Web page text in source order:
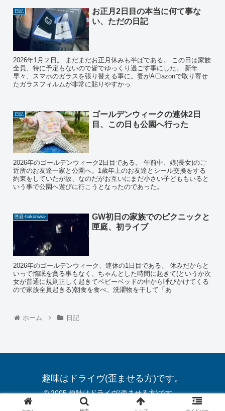
日記
お正月2日目の本当に何て事な
い、ただの日記
2026年1月２日。 まだまだお正月休みも半ばである。 この日は家族
全員、特に予定もないので皆でゆっくり過ごす事にした。 新年
早々、スマホのガラスを張り替える事に。妻がA〇azonで取り寄せ
たガラスフィルムが非常に貼りやすかっ
日記
ゴールデンウィークの連休2日
目、この日も公園へ行った
2026年のゴールデンウィーク2日目である。 午前中、娘(長女)のご
近所のお友達一家と公園へ。1歳年上のお友達とシール交換をする
約束をしていたが故、なのだがお互いにまだ小さい子どももいると
いう事で公園へ遊びに行こうとなったのであった。
匣庭-hakoniwa-
GW初日の家族でのピクニックと
匣庭、初ライブ
2026年のゴールデンウィーク、連休の1日目である。 休みだからと
いって惰眠を貪る事もなく、ちゃんとした時間に起きて(というか次
女が普通に規則正しく起きてベビーベッドの中から呼びかけてくる
ので家族全員起きる)朝食を食べ、洗濯物を干して「あ
ホーム 日記
趣味はドライヴ(歪ませる方)です。
© 2005 趣味はドライヴ(歪ませる方)です。.